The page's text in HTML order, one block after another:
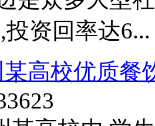
资回率达6...
高校优质餐